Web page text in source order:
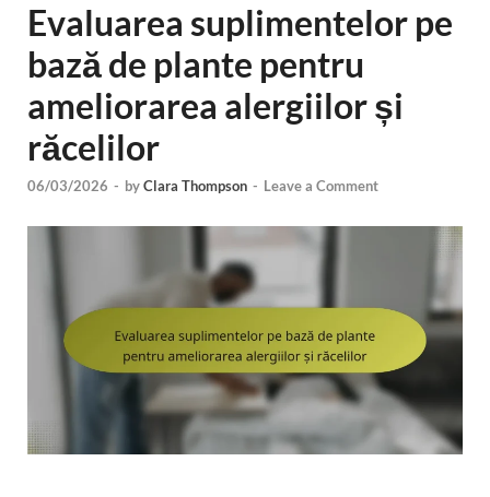
Evaluarea suplimentelor pe
bază de plante pentru
ameliorarea alergiilor și
răcelilor
06/03/2026 - byClara Thompson - Leave a Comment